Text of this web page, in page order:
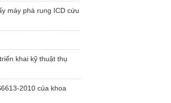
máy phá rung ICD cứu
khai kỹ thuật thụ
2010 của khoa